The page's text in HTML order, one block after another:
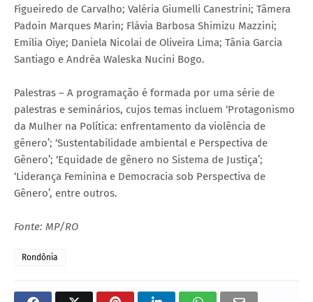
Figueiredo de Carvalho; Valéria Giumelli Canestrini; Tâmera
Padoin Marques Marin; Flávia Barbosa Shimizu Mazzini;
Emília Oiye; Daniela Nicolai de Oliveira Lima; Tânia Garcia
Santiago e Andréa Waleska Nucini Bogo.
Palestras – A programação é formada por uma série de
palestras e seminários, cujos temas incluem ‘Protagonismo
da Mulher na Política: enfrentamento da violência de
gênero’; ‘Sustentabilidade ambiental e Perspectiva de
Gênero’; ‘Equidade de gênero no Sistema de Justiça’;
‘Liderança Feminina e Democracia sob Perspectiva de
Gênero’, entre outros.
Fonte: MP/RO
Rondônia